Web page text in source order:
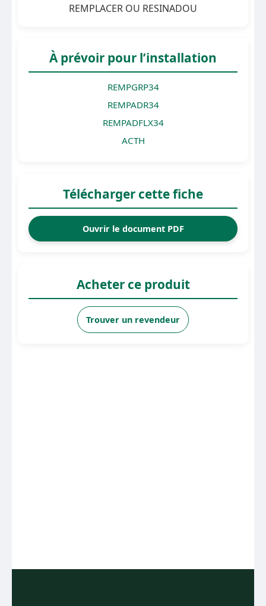
REMPLACER OU RESINADOU
À prévoir pour l’installation
REMPGRP34
REMPADR34
REMPADFLX34
ACTH
Télécharger cette fiche
Ouvrir le document PDF
Acheter ce produit
Trouver un revendeur